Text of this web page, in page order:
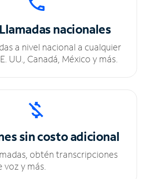
Llamadas nacionales
a nivel nacional a cualquier
UU., Canadá, México y más.
sincosto adicional
obtén transcripciones
y más.